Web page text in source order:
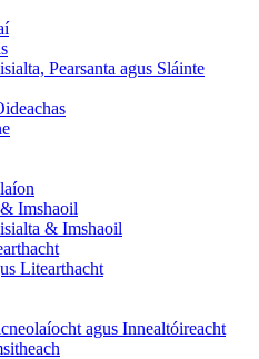
Pearsanta agus Sláinte
Imshaoil
& Imshaoil
Litearthacht
agus Innealtóireacht